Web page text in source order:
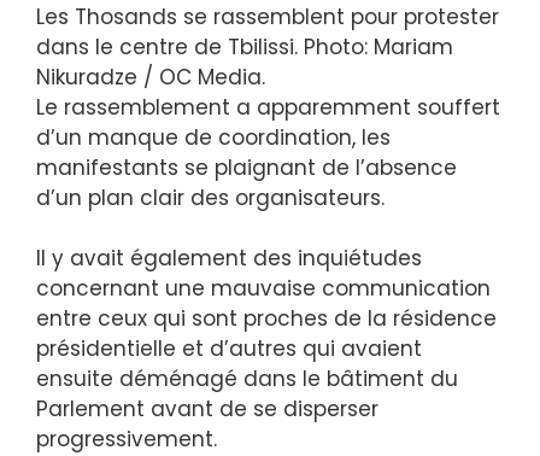
Les Thosands se rassemblent pour protester
dans le centre de Tbilissi. Photo: Mariam
Nikuradze / OC Media.
Le rassemblement a apparemment souffert
d’un manque de coordination, les
manifestants se plaignant de l’absence
d’un plan clair des organisateurs.
Il y avait également des inquiétudes
concernant une mauvaise communication
entre ceux qui sont proches de la résidence
présidentielle et d’autres qui avaient
ensuite déménagé dans le bâtiment du
Parlement avant de se disperser
progressivement.